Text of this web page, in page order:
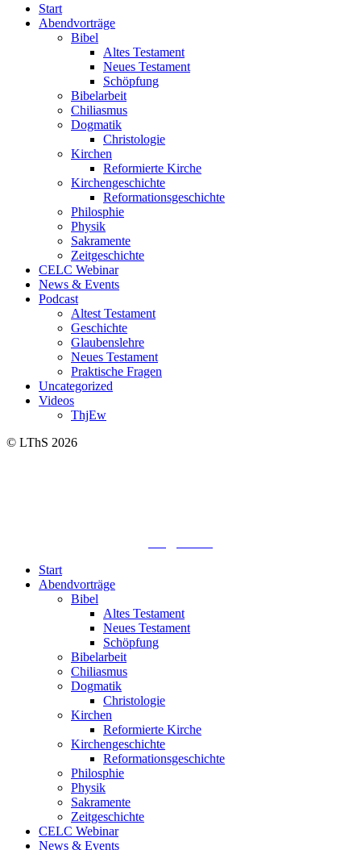
Start
Abendvorträge
Bibel
Altes Testament
Neues Testament
Schöpfung
Bibelarbeit
Chiliasmus
Dogmatik
Christologie
Kirchen
Reformierte Kirche
Kirchengeschichte
Reformationsgeschichte
Philosphie
Physik
Sakramente
Zeitgeschichte
CELC Webinar
News & Events
Podcast
Altest Testament
Geschichte
Glaubenslehre
Neues Testament
Praktische Fragen
Uncategorized
Videos
ThjEw
© LThS 2026
Start
Abendvorträge
Bibel
Altes Testament
Neues Testament
Schöpfung
Bibelarbeit
Chiliasmus
Dogmatik
Christologie
Kirchen
Reformierte Kirche
Kirchengeschichte
Reformationsgeschichte
Philosphie
Physik
Sakramente
Zeitgeschichte
CELC Webinar
News & Events